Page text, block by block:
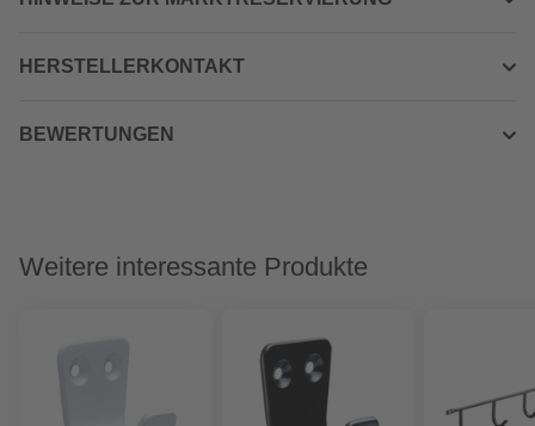
HERSTELLERKONTAKT
BEWERTUNGEN
Weitere interessante Produkte